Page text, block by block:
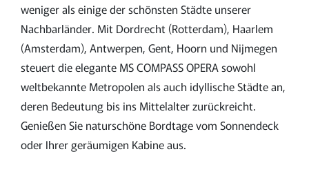
weniger als einige der schönsten Städte unserer
Nachbarländer. Mit Dordrecht (Rotterdam), Haarlem
(Amsterdam), Antwerpen, Gent, Hoorn und Nijmegen
steuert die elegante MS COMPASS OPERA sowohl
weltbekannte Metropolen als auch idyllische Städte an,
deren Bedeutung bis ins Mittelalter zurückreicht.
Genießen Sie naturschöne Bordtage vom Sonnendeck
oder Ihrer geräumigen Kabine aus.